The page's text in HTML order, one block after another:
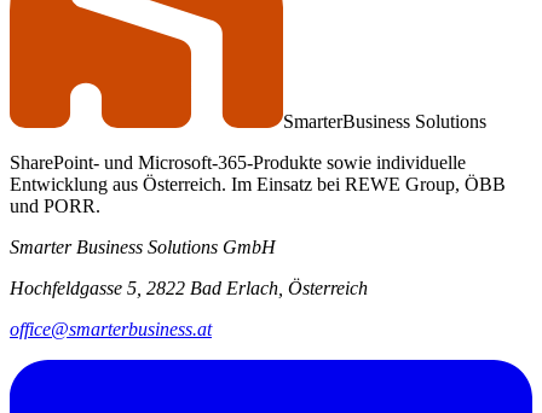
SmarterBusiness Solutions
SharePoint- und Microsoft-365-Produkte sowie individuelle
Entwicklung aus Österreich. Im Einsatz bei REWE Group, ÖBB
und PORR.
Smarter Business Solutions GmbH
Hochfeldgasse 5, 2822 Bad Erlach, Österreich
office@smarterbusiness.at